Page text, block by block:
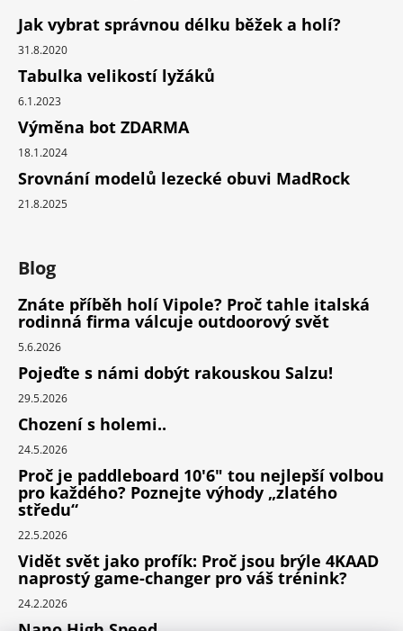
Jak vybrat správnou délku běžek a holí?
31.8.2020
Tabulka velikostí lyžáků
6.1.2023
Výměna bot ZDARMA
18.1.2024
Srovnání modelů lezecké obuvi MadRock
21.8.2025
Blog
Znáte příběh holí Vipole? Proč tahle italská
rodinná firma válcuje outdoorový svět
5.6.2026
Pojeďte s námi dobýt rakouskou Salzu!
29.5.2026
Chození s holemi..
24.5.2026
Proč je paddleboard 10'6" tou nejlepší volbou
pro každého? Poznejte výhody „zlatého
středu“
22.5.2026
Vidět svět jako profík: Proč jsou brýle 4KAAD
naprostý game-changer pro váš trénink?
24.2.2026